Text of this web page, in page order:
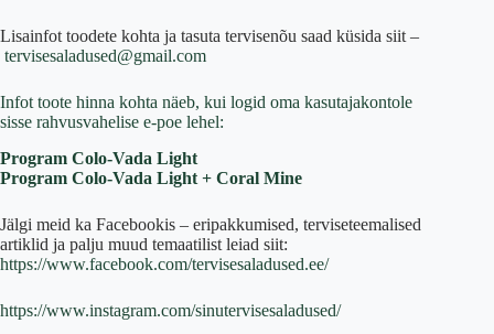
Lisainfot toodete kohta ja tasuta tervisenõu saad küsida siit –
tervisesaladused@gmail.com
Infot toote hinna kohta näeb, kui logid oma kasutajakontole
sisse rahvusvahelise e-poe lehel:
Program Colo-Vada Light
Program Colo-Vada Light + Coral Mine
Jälgi meid ka Facebookis – eripakkumised, terviseteemalised
artiklid ja palju muud temaatilist leiad siit:
https://www.facebook.com/tervisesaladused.ee/
https://www.instagram.com/sinutervisesaladused/